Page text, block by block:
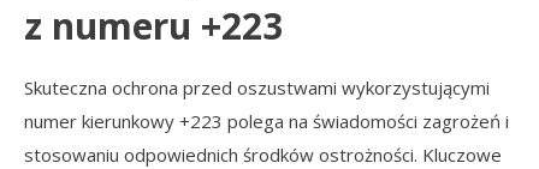
z numeru +223
Skuteczna ochrona przed oszustwami wykorzystującymi
numer kierunkowy +223 polega na świadomości zagrożeń i
stosowaniu odpowiednich środków ostrożności. Kluczowe